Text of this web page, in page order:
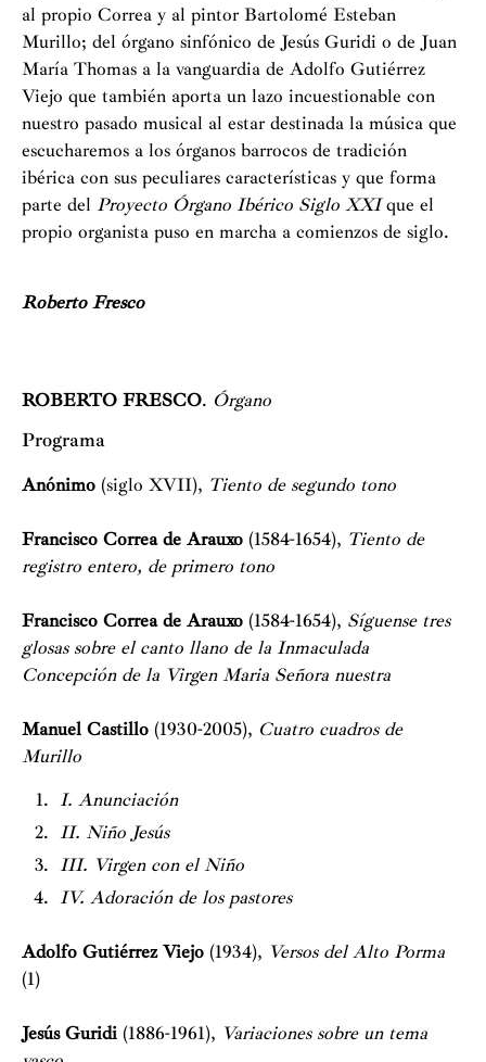
al propio Correa y al pintor Bartolomé Esteban
Murillo; del órgano sinfónico de Jesús Guridi o de Juan
María Thomas a la vanguardia de Adolfo Gutiérrez
Viejo que también aporta un lazo incuestionable con
nuestro pasado musical al estar destinada la música que
escucharemos a los órganos barrocos de tradición
ibérica con sus peculiares características y que forma
parte del Proyecto Órgano Ibérico Siglo XXIque el
propio organista puso en marcha a comienzos de siglo.
Roberto Fresco
ROBERTO FRESCO. Órgano
Programa
Anónimo (siglo XVII), Tiento de segundo tono
Francisco Correa de Arauxo (1584-1654), Tiento de
registro entero, de primero tono
Francisco Correa de Arauxo (1584-1654), Síguense tres
glosas sobre el canto llano de la Inmaculada
Concepción de la Virgen Maria Señora nuestra
Manuel Castillo (1930-2005), Cuatro cuadros de
Murillo
I. Anunciación
II. Niño Jesús
III. Virgen con el Niño
IV. Adoración de los pastores
Adolfo Gutiérrez Viejo (1934), Versos del Alto Porma
(1)
Jesús Guridi (1886-1961), Variaciones sobre un tema